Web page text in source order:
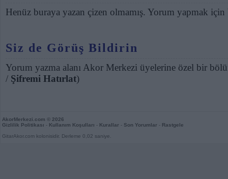
Henüz buraya yazan çizen olmamış. Yorum yapmak için
Siz de Görüş Bildirin
Yorum yazma alanı Akor Merkezi üyelerine özel bir
/ Şifremi Hatırlat)
AkorMerkezi.com © 2026
Gizlilik Politikası - Kullanım Koşulları - Kurallar - Son Yorumlar - Rastgele
GitarAkor.com kolonisidir. Derleme 0,02 saniye.